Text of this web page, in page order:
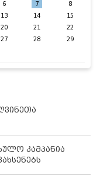
6 7
8
13 14
15
20 21
22
27 28
29
კამპანია